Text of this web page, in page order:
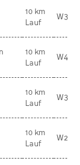
10 km
Lauf
W30
10 km
Lauf
W40
10 km
Lauf
W30
10 km
Lauf
W20